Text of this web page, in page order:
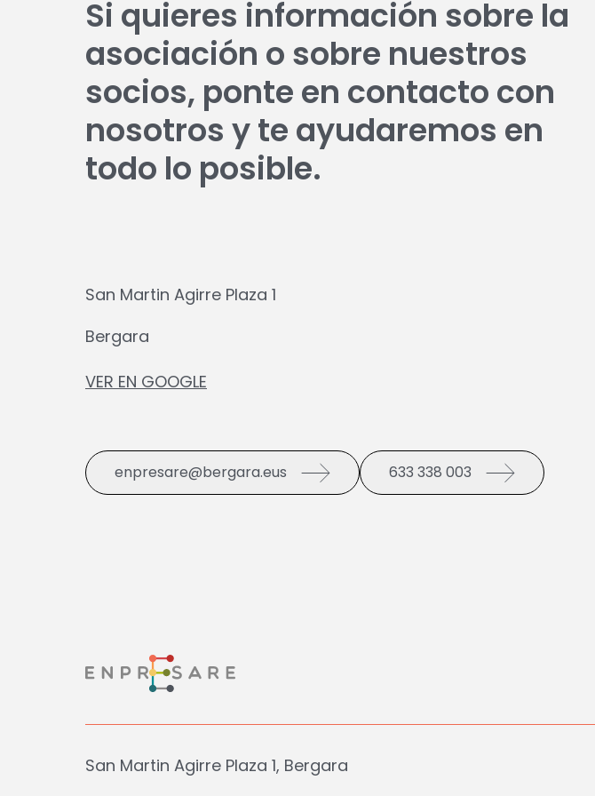
Si quieres información sobre la
asociación o sobre nuestros
socios, ponte en contacto con
nosotros y te ayudaremos en
todo lo posible.
San Martin Agirre Plaza 1
Bergara
VER EN GOOGLE
enpresare@bergara.eus 633 338 003
San Martin Agirre Plaza 1, Bergara